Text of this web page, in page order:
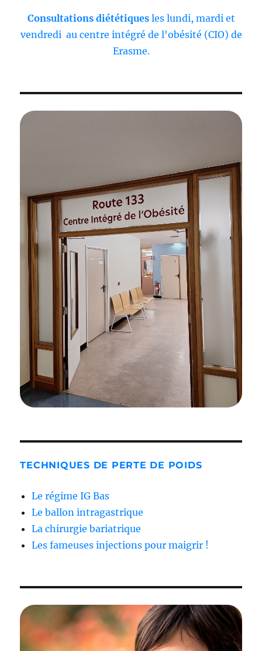
Consultations diététiquesles lundi, mardi et
vendredi au centre intégré de l'obésité (CIO) de
Erasme.
TECHNIQUES DE PERTE DE POIDS
Le régime IG Bas
Le ballon intragastrique
La chirurgie bariatrique
Les fameuses injections pour maigrir !